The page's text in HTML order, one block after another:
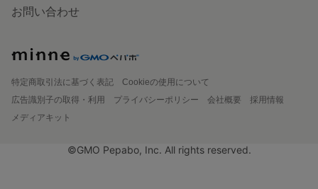
お問い合わせ
特定商取引法に基づく表記
Cookieの使用について
広告識別子の取得・利用
プライバシーポリシー 会社概要
採用情報
メディアキット
©GMO Pepabo, Inc. All rights reserved.